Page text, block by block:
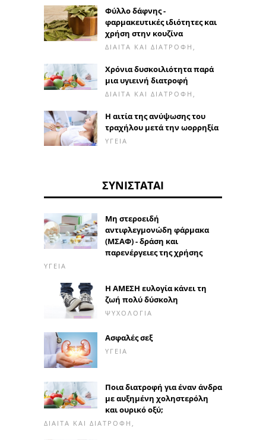
Φύλλο δάφνης -
φαρμακευτικές ιδιότητες και
χρήση στην κουζίνα
ΔΊΑΙΤΑ ΚΑΙ ΔΙΑΤΡΟΦΉ,
Χρόνια δυσκοιλιότητα παρά
μια υγιεινή διατροφή
ΔΊΑΙΤΑ ΚΑΙ ΔΙΑΤΡΟΦΉ,
Η αιτία της ανύψωσης του
τραχήλου μετά την ωορρηξία
ΥΓΕΊΑ
ΣΥΝΙΣΤΆΤΑΙ
Μη στεροειδή
αντιφλεγμονώδη φάρμακα
(ΜΣΑΦ) - δράση και
παρενέργειες της χρήσης
ΥΓΕΊΑ
Η ΑΜΕΣΗ ευλογία κάνει τη
ζωή πολύ δύσκολη
ΨΥΧΟΛΟΓΊΑ
Ασφαλές σεξ
ΥΓΕΊΑ
Ποια διατροφή για έναν άνδρα
με αυξημένη χοληστερόλη
και ουρικό οξύ;
ΔΊΑΙΤΑ ΚΑΙ ΔΙΑΤΡΟΦΉ,